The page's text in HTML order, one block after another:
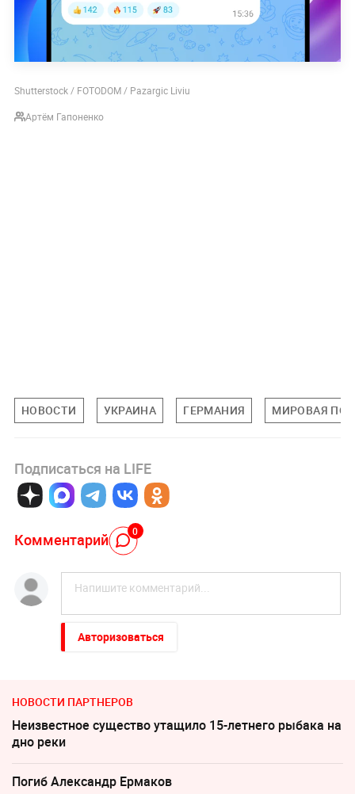
Shutterstock / FOTODOM / Pazargic Liviu
Артём Гапоненко
НОВОСТИ УКРАИНА ГЕРМАНИЯ МИРОВАЯ
Подписаться на LIFE
Комментарий 0
Авторизоваться
НОВОСТИ ПАРТНЕРОВ
Неизвестное существо утащило 15-летнего рыбака на
дно реки
Погиб Александр Ермаков